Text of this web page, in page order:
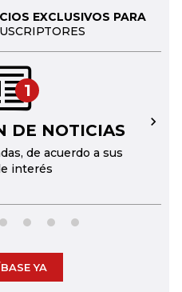
EXCLUSIVOS PARA
1
DE NOTICIAS
de acuerdo a sus
interés
→
YA